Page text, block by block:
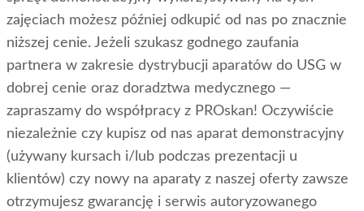
zajęciach możesz później odkupić od nas po znacznie
niższej cenie. Jeżeli szukasz godnego zaufania
partnera w zakresie dystrybucji aparatów do USG w
dobrej cenie oraz doradztwa medycznego —
zapraszamy do współpracy z PROskan! Oczywiście
niezależnie czy kupisz od nas aparat demonstracyjny
(używany kursach i/lub podczas prezentacji u
klientów) czy nowy na aparaty z naszej oferty zawsze
otrzymujesz gwarancję i serwis autoryzowanego